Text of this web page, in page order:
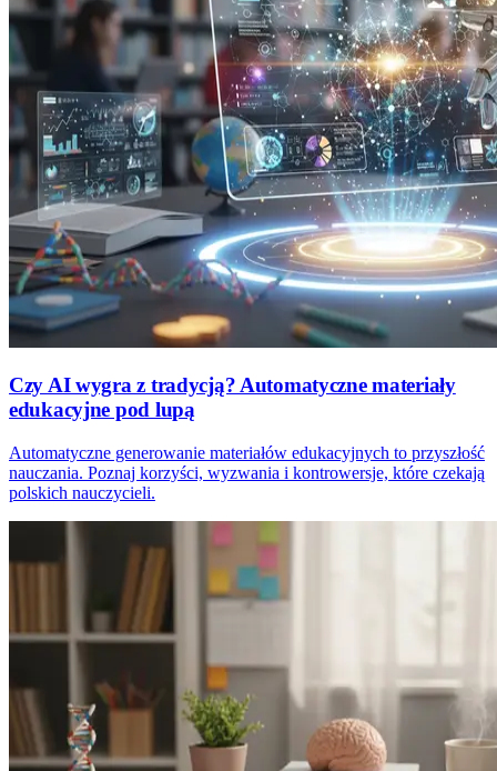
Czy AI wygra z tradycją? Automatyczne materiały
edukacyjne pod lupą
Automatyczne generowanie materiałów edukacyjnych to przyszłość
nauczania. Poznaj korzyści, wyzwania i kontrowersje, które czekają
polskich nauczycieli.